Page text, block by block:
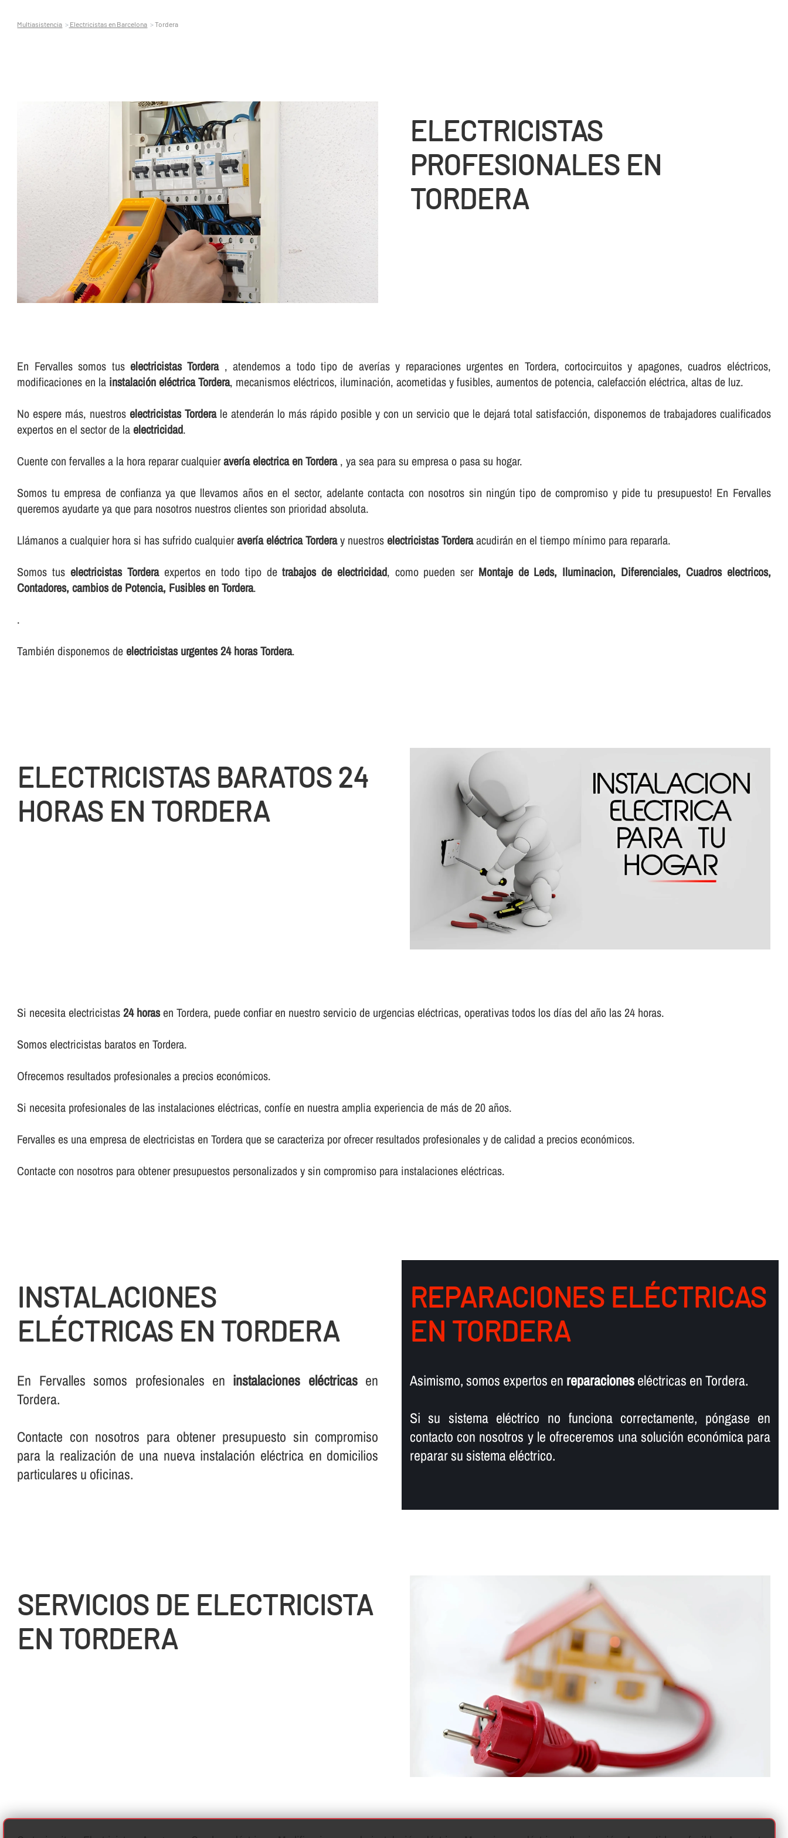
Multiasistencia Electricistas en Barcelona Tordera
ELECTRICISTAS
PROFESIONALES EN
TORDERA
En Fervalles somos tus electricistas Tordera, atendemos a todo tipo de averí­as y reparaciones urgentes en Tordera, cortocircuitos y apagones, cuadros eléctricos,
modificaciones en la instalación eléctrica Tordera, mecanismos eléctricos, iluminación, acometidas y fusibles, aumentos de potencia, calefacción eléctrica, altas de luz.
No espere más, nuestroselectricistas Torderale atenderán lo más rápido posible y con un servicio que le dejará total satisfacción, disponemos de trabajadores cualificados
expertos en el sector de laelectricidad.
Cuente con fervalles a la hora reparar cualquieraverí­a electrica en Tordera, ya sea para su empresa o pasa su hogar.
Somos tu empresa de confianza ya que llevamos años en el sector, adelante contacta con nosotros sin ningún tipo de compromiso y pide tu presupuesto! En Fervalles
queremos ayudarte ya que para nosotros nuestros clientes son prioridad absoluta.
Llámanos a cualquier hora si has sufrido cualquieraverí­a eléctrica Torderay nuestroselectricistas Torderaacudirán en el tiempo mí­nimo para repararla.
Somos tus electricistas Torderaexpertos en todo tipo detrabajos de electricidad, como pueden ser Montaje de Leds, Iluminacion, Diferenciales, Cuadros electricos,
Contadores, cambios de Potencia, Fusibles en Tordera.
.
También disponemos deelectricistas urgentes 24 horas Tordera.
ELECTRICISTAS BARATOS 24
HORAS EN TORDERA
Si necesita electricistas24 horasen Tordera, puede confiar en nuestro servicio de urgencias eléctricas, operativas todos los dí­as del año las 24 horas.
Somos electricistas baratos en Tordera.
Ofrecemos resultados profesionales a precios económicos.
Si necesita profesionales de las instalaciones eléctricas, confí­e en nuestra amplia experiencia de más de 20 años.
Fervalles es una empresa de electricistas en Tordera que se caracteriza por ofrecer resultados profesionales y de calidad a precios económicos.
Contacte con nosotros para obtener presupuestos personalizados y sin compromiso para instalaciones eléctricas.
INSTALACIONES
ELÉCTRICAS EN TORDERA
En Fervalles somos profesionales en instalaciones eléctricasen
Tordera.
Contacte con nosotros para obtener presupuesto sin compromiso
para la realización de una nueva instalación eléctrica en domicilios
particulares u oficinas.
REPARACIONES ELÉCTRICAS
EN TORDERA
Asimismo, somos expertos en reparacioneseléctricas en Tordera.
Si su sistema eléctrico no funciona correctamente, póngase en
contacto con nosotros y le ofreceremos una solución económica para
reparar su sistema eléctrico.
SERVICIOS DE ELECTRICISTA
EN TORDERA